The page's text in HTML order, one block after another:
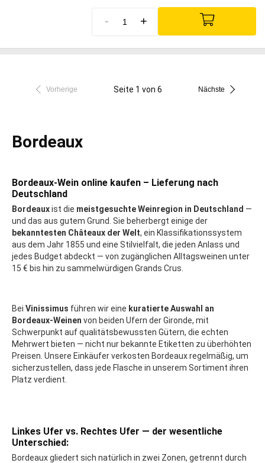
- +
Vorherige Seite 1 von 6 Nächste
Bordeaux
Bordeaux-Wein online kaufen – Lieferung nach
Deutschland
Bordeauxist die meistgesuchte Weinregion in Deutschland —
und das aus gutem Grund. Sie beherbergt einige der
bekanntesten Châteaux der Welt, ein Klassifikationssystem
aus dem Jahr 1855 und eine Stilvielfalt, die jeden Anlass und
jedes Budget abdeckt — von zugänglichen Alltagsweinen unter
15 € bis hin zu sammelwürdigen Grands Crus.
Bei Vinissimus führen wir eine kuratierte Auswahl an
Bordeaux-Weinen von beiden Ufern der Gironde, mit
Schwerpunkt auf qualitätsbewussten Gütern, die echten
Mehrwert bieten — nicht nur bekannte Etiketten zu überhöhten
Preisen. Unsere Einkäufer verkosten Bordeaux regelmäßig, um
sicherzustellen, dass jede Flasche in unserem Sortiment ihren
Platz verdient.
Linkes Ufer vs. Rechtes Ufer — der wesentliche
Unterschied:
Bordeaux gliedert sich natürlich in zwei Zonen, getrennt durch